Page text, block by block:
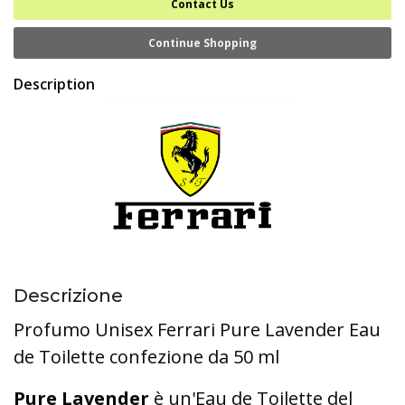
Contact Us
Continue Shopping
Description
Descrizione
Profumo Unisex Ferrari Pure Lavender Eau
de Toilette confezione da 50 ml
Pure Lavender è un'Eau de Toilette del